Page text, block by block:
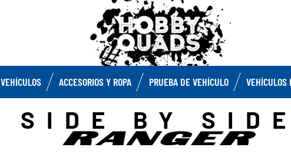
VEHÍCULOS ACCESORIOS Y ROPA PRUEBA DE VEHÍCULO VEHÍCULOS
SIDE BY SIDE